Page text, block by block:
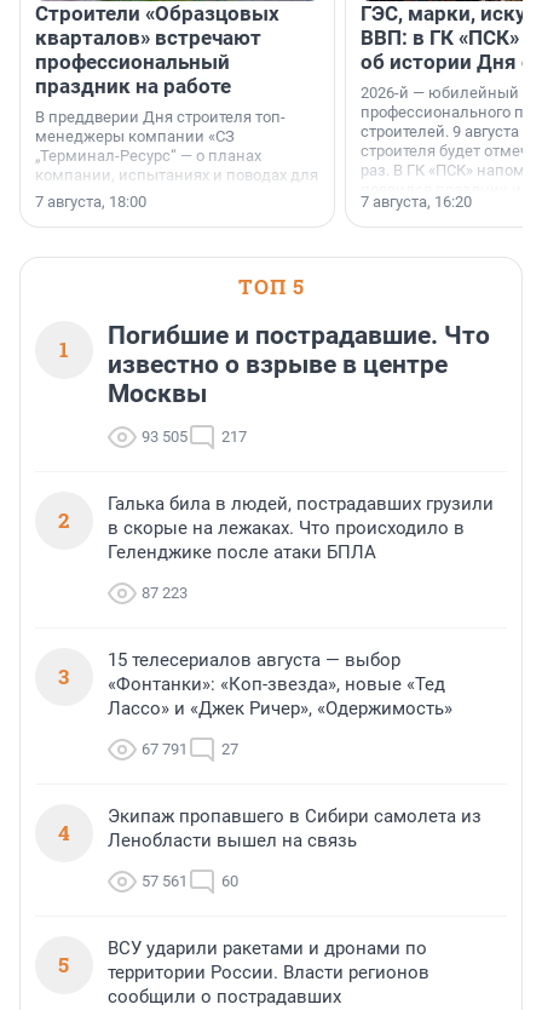
Строители «Образцовых
кварталов» встречают
профессиональный
праздник на работе
В преддверии Дня строителя топ-
менеджеры компании «СЗ
„Терминал-Ресурс“ — о планах
компании, испытаниях и поводах для
осторожного оптимизма.
7 августа, 18:00
ГЭС, марки,
ВВП: в ГК «ПСК»
об истории Дня
2026-й — юбилейный
профессионального
строителей. 9 августа
строителя будет
раз. В ГК «ПСК»
поменялась роль
7 августа, 16:20
ТОП 5
1
Погибшие и пострадавшие. Что
известно о взрыве в центре
Москвы
93 505 217
2
Галька била в людей, пострадавших грузили
в скорые на лежаках. Что происходило в
Геленджике после атаки БПЛА
87 223
3
15 телесериалов августа — выбор
«Фонтанки»: «Коп-звезда», новые «Тед
Лассо» и «Джек Ричер», «Одержимость»
67 791 27
4
Экипаж пропавшего в Сибири самолета из
Ленобласти вышел на связь
57 561 60
5
ВСУ ударили ракетами и дронами по
территории России. Власти регионов
сообщили о пострадавших